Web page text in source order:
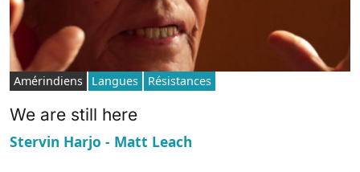
Amérindiens Langues Résistances
We are still here
Stervin Harjo - Matt Leach